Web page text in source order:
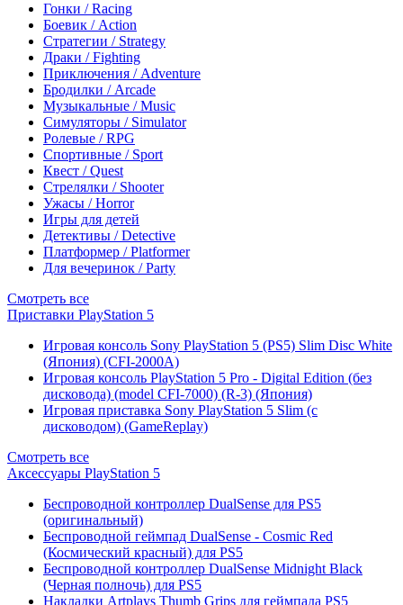
Гонки / Racing
Боевик / Action
Стратегии / Strategy
Драки / Fighting
Приключения / Adventure
Бродилки / Arcade
Музыкальные / Music
Симуляторы / Simulator
Ролевые / RPG
Спортивные / Sport
Квест / Quest
Стрелялки / Shooter
Ужасы / Horror
Игры для детей
Детективы / Detective
Платформер / Platformer
Для вечеринок / Party
Смотреть все
Приставки PlayStation 5
Игровая консоль Sony PlayStation 5 (PS5) Slim Disc White
(Япония) (CFI-2000A)
Игровая консоль PlayStation 5 Pro - Digital Edition (без
дисковода) (model CFI-7000) (R-3) (Япония)
Игровая приставка Sony PlayStation 5 Slim (с
дисководом) (GameReplay)
Смотреть все
Аксессуары PlayStation 5
Беспроводной контроллер DualSense для PS5
(оригинальный)
Беспроводной геймпад DualSense - Cosmic Red
(Космический красный) для PS5
Беспроводной контроллер DualSense Midnight Black
(Черная полночь) для PS5
Накладки Artplays Thumb Grips для геймпада PS5